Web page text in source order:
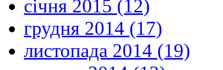
січня 2015 (12)
грудня 2014 (17)
листопада 2014 (19)